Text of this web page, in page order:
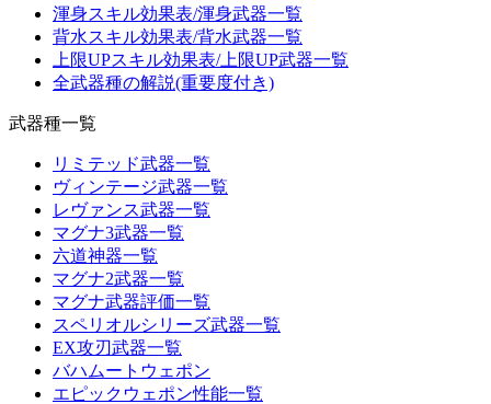
渾身スキル効果表/渾身武器一覧
背水スキル効果表/背水武器一覧
上限UPスキル効果表/上限UP武器一覧
全武器種の解説(重要度付き)
武器種一覧
リミテッド武器一覧
ヴィンテージ武器一覧
レヴァンス武器一覧
マグナ3武器一覧
六道神器一覧
マグナ2武器一覧
マグナ武器評価一覧
スペリオルシリーズ武器一覧
EX攻刃武器一覧
バハムートウェポン
エピックウェポン性能一覧